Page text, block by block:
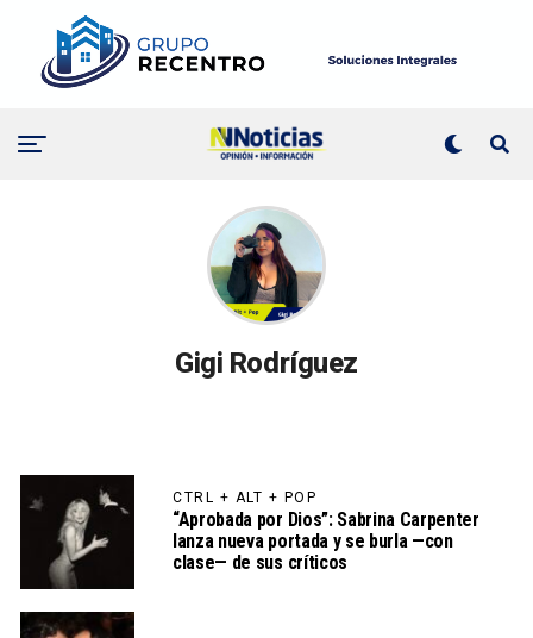
Gigi Rodríguez
CTRL + ALT + POP
“Aprobada por Dios”: Sabrina Carpenter
lanza nueva portada y se burla —con
clase— de sus críticos